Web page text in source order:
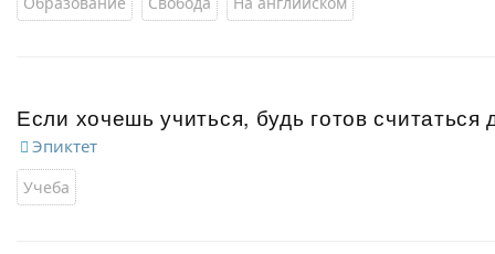
Если хочешь учиться, будь готов считаться
Эпиктет
Учеба